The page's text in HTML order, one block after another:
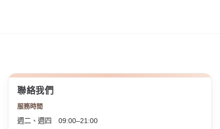
聯絡我們
服務時間
週二、週四 09:00–21:00